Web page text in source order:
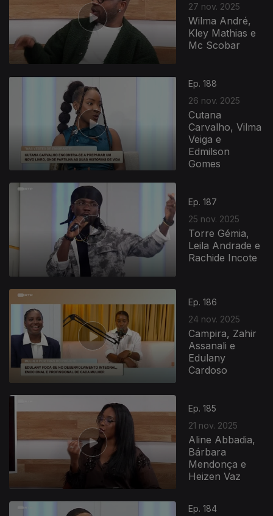
27 nov. 2025
Wilma André,
Kley Mathias e
Mc Scobar
Ep. 188
26 nov. 2025
Cutana
Carvalho, Vilma
Veiga e
Edmilson
Gomes
Ep. 187
25 nov. 2025
Torre Gémia,
Leila Andrade e
Rachide Incote
Ep. 186
24 nov. 2025
Campira, Zahir
Assanali e
Edulany
Cardoso
Ep. 185
21 nov. 2025
Aline Abbadia,
Bárbara
Mendonça e
Heizen Vaz
Ep. 184